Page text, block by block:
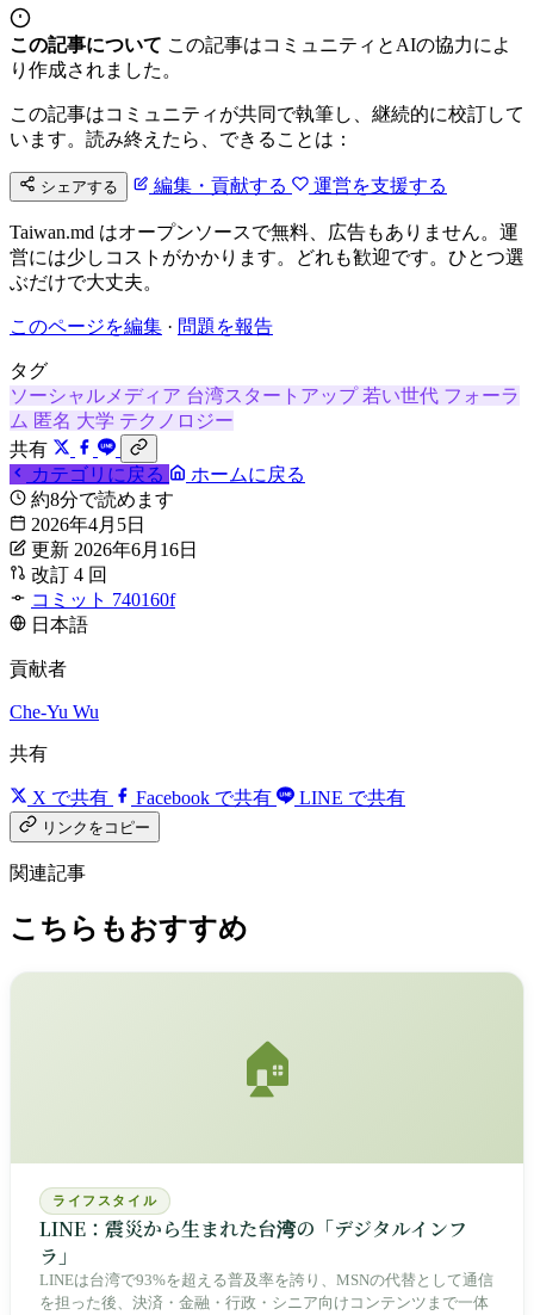
この記事について この記事はコミュニティとAIの協力によ
り作成されました。
この記事はコミュニティが共同で執筆し、継続的に校訂して
います。読み終えたら、できることは：
シェアする 編集・貢献する 運営を支援する
Taiwan.md はオープンソースで無料、広告もありません。運
営には少しコストがかかります。どれも歓迎です。ひとつ選
ぶだけで大丈夫。
このページを編集 · 問題を報告
タグ
ソーシャルメディア 台湾スタートアップ 若い世代 フォーラ
ム 匿名 大学 テクノロジー
共有
カテゴリに戻る
ホームに戻る
約8分で読めます
2026年4月5日
更新 2026年6月16日
改訂 4 回
コミット 740160f
日本語
貢献者
Che-Yu Wu
共有
X で共有 Facebook で共有 LINE で共有
リンクをコピー
関連記事
こちらもおすすめ
🏠
ライフスタイル
LINE：震災から生まれた台湾の「デジタルインフ
ラ」
LINEは台湾で93%を超える普及率を誇り、MSNの代替として通信
を担った後、決済・金融・行政・シニア向けコンテンツまで一体